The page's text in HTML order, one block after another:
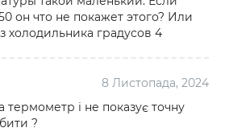
он что не покажет этого? Или
холодильника градусов 4
8 Листопада, 2024
і не показує точну
?